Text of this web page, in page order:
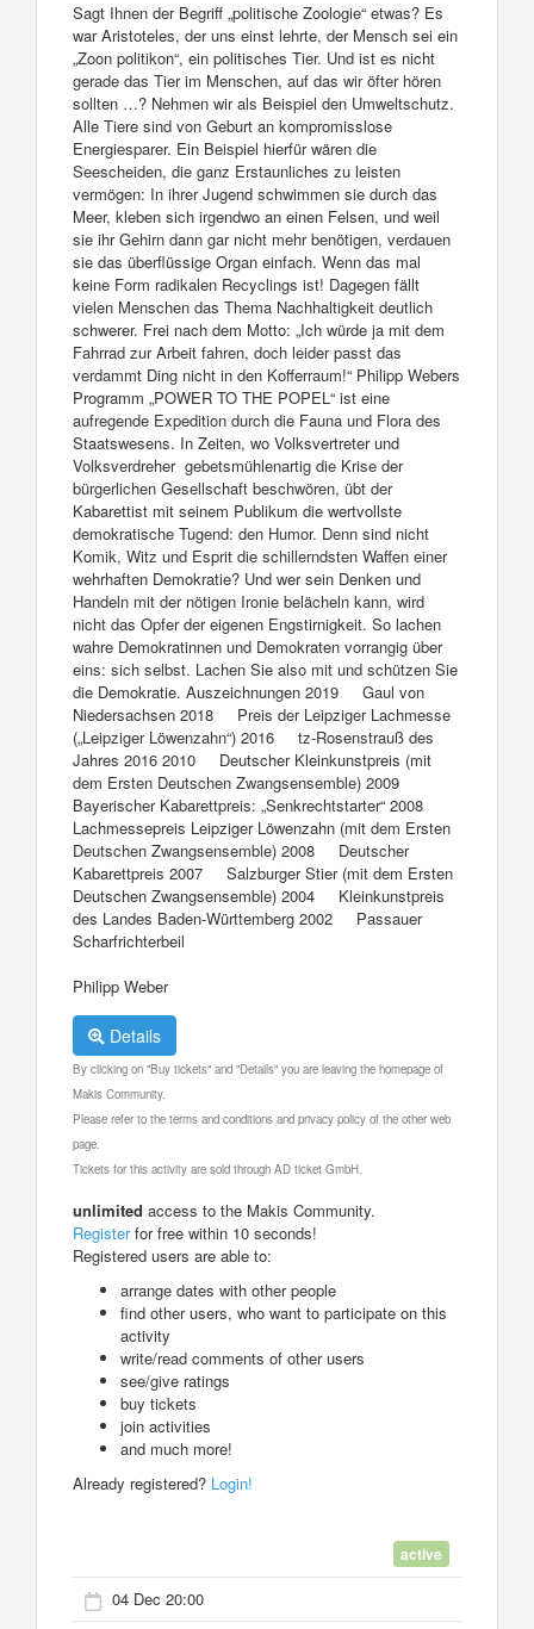
Sagt Ihnen der Begriff „politische Zoologie“ etwas? Es
war Aristoteles, der uns einst lehrte, der Mensch sei ein
„Zoon politikon“, ein politisches Tier. Und ist es nicht
gerade das Tier im Menschen, auf das wir öfter hören
sollten …? Nehmen wir als Beispiel den Umweltschutz.
Alle Tiere sind von Geburt an kompromisslose
Energiesparer. Ein Beispiel hierfür wären die
Seescheiden, die ganz Erstaunliches zu leisten
vermögen: In ihrer Jugend schwimmen sie durch das
Meer, kleben sich irgendwo an einen Felsen, und weil
sie ihr Gehirn dann gar nicht mehr benötigen, verdauen
sie das überflüssige Organ einfach. Wenn das mal
keine Form radikalen Recyclings ist! Dagegen fällt
vielen Menschen das Thema Nachhaltigkeit deutlich
schwerer. Frei nach dem Motto: „Ich würde ja mit dem
Fahrrad zur Arbeit fahren, doch leider passt das
verdammt Ding nicht in den Kofferraum!“ Philipp Webers
Programm „POWER TO THE POPEL“ ist eine
aufregende Expedition durch die Fauna und Flora des
Staatswesens. In Zeiten, wo Volksvertreter und
Volksverdreher gebetsmühlenartig die Krise der
bürgerlichen Gesellschaft beschwören, übt der
Kabarettist mit seinem Publikum die wertvollste
demokratische Tugend: den Humor. Denn sind nicht
Komik, Witz und Esprit die schillerndsten Waffen einer
wehrhaften Demokratie? Und wer sein Denken und
Handeln mit der nötigen Ironie belächeln kann, wird
nicht das Opfer der eigenen Engstirnigkeit. So lachen
wahre Demokratinnen und Demokraten vorrangig über
eins: sich selbst. Lachen Sie also mit und schützen Sie
die Demokratie. Auszeichnungen 2019 Gaul von
Niedersachsen 2018 Preis der Leipziger Lachmesse
(„Leipziger Löwenzahn“) 2016 tz-Rosenstrauß des
Jahres 2016 2010 Deutscher Kleinkunstpreis (mit
dem Ersten Deutschen Zwangsensemble) 2009
Bayerischer Kabarettpreis: „Senkrechtstarter“ 2008
Lachmessepreis Leipziger Löwenzahn (mit dem Ersten
Deutschen Zwangsensemble) 2008 Deutscher
Kabarettpreis 2007 Salzburger Stier (mit dem Ersten
Deutschen Zwangsensemble) 2004 Kleinkunstpreis
des Landes Baden-Württemberg 2002 Passauer
Scharfrichterbeil
Philipp Weber
Details
By clicking on "Buy tickets" and "Details" you are leaving the homepage of
Makis Community.
Please refer to the terms and conditions and privacy policy of the other web
page.
Tickets for this activity are sold through AD ticket GmbH.
unlimited access to the Makis Community.
Registerfor free within 10 seconds!
Registered users are able to:
arrange dates with other people
find other users, who want to participate on this
activity
write/read comments of other users
see/give ratings
buy tickets
join activities
and much more!
Already registered? Login!
active
04 Dec 20:00